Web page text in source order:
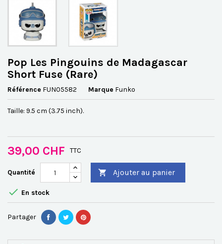
Pop Les Pingouins de Madagascar
Short Fuse (Rare)
Référence FUN05582 Marque Funko
Taille: 9.5 cm (3.75 inch).
39,00 CHF TTC
Quantité  Ajouter au panier
 En stock
Partager